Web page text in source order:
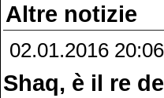
Altre notizie
02.01.2016
Shaq, è il re